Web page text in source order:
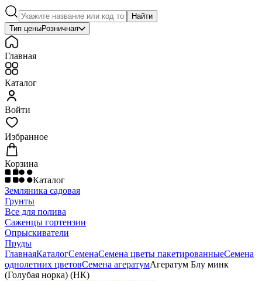
Найти
Тип ценыРозничная
Главная
Каталог
Войти
Избранное
Корзина
Каталог
Земляника садовая
Грунты
Все для полива
Саженцы гортензии
Опрыскиватели
Пруды
ГлавнаяКаталогСеменаСемена цветы пакетированныеСемена
однолетних цветовСемена агератумАгератум Блу минк
(Голубая норка) (НК)